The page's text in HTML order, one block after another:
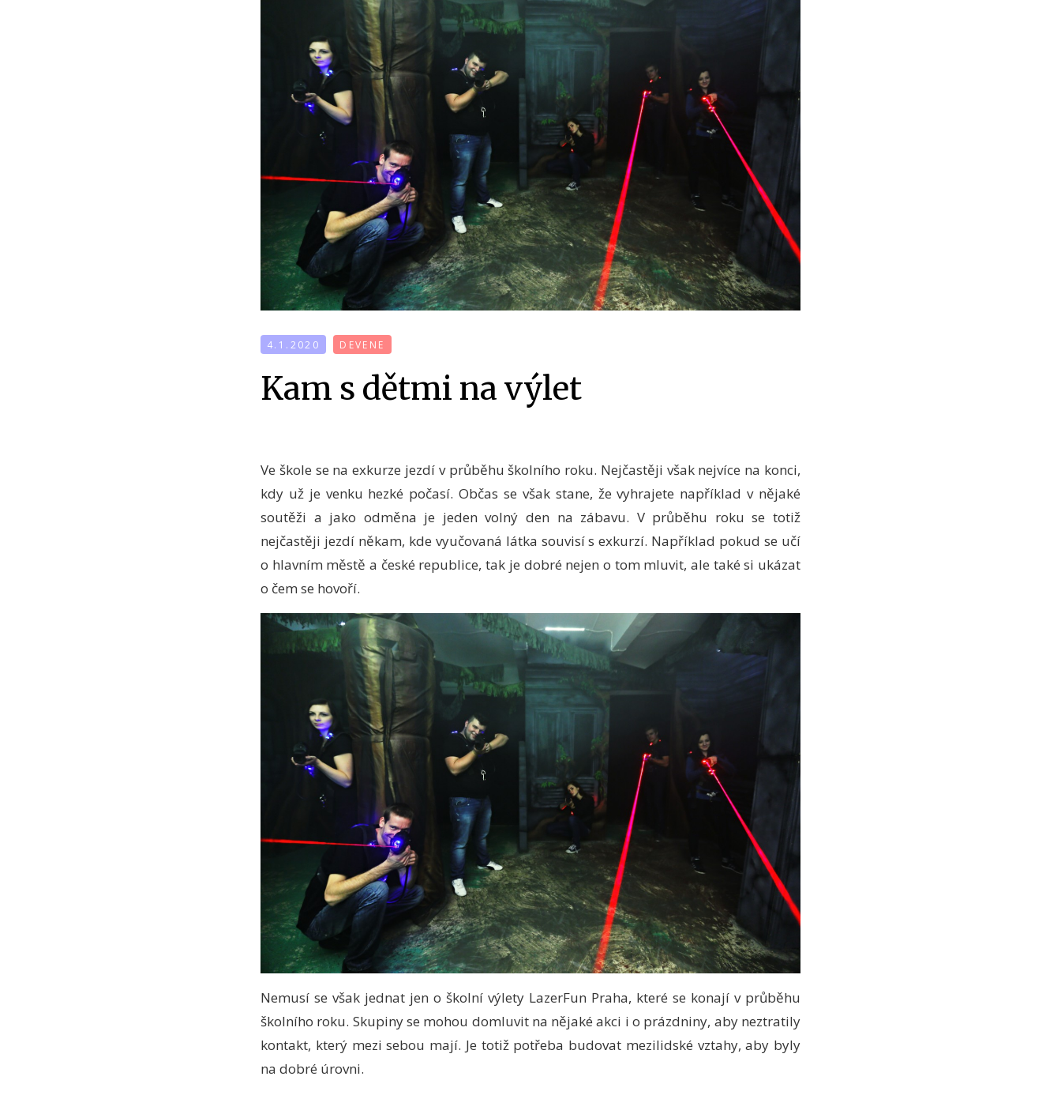
4.1.2020 DEVENE
Kam s dětmi na výlet
Ve škole se na exkurze jezdí v průběhu školního roku. Nejčastěji však nejvíce na konci,
kdy už je venku hezké počasí. Občas se však stane, že vyhrajete například v nějaké
soutěži a jako odměna je jeden volný den na zábavu. V průběhu roku se totiž
nejčastěji jezdí někam, kde vyučovaná látka souvisí s exkurzí. Například pokud se učí
o hlavním městě a české republice, tak je dobré nejen o tom mluvit, ale také si ukázat
o čem se hovoří.
Nemusí se však jednat jen o školní výlety LazerFun Praha, které se konají v průběhu
školního roku. Skupiny se mohou domluvit na nějaké akci i o prázdniny, aby neztratily
kontakt, který mezi sebou mají. Je totiž potřeba budovat mezilidské vztahy, aby byly
na dobré úrovni.